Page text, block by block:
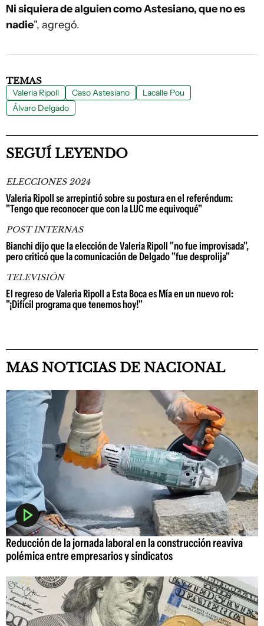
Ni siquiera de alguien como Astesiano, que no es
nadie", agregó.
TEMAS
Valeria Ripoll Caso Astesiano
Lacalle Pou
Álvaro Delgado
SEGUÍ LEYENDO
ELECCIONES 2024
Valeria Ripoll se arrepintió sobre su postura en el referéndum:
"Tengo que reconocer que con la LUC me equivoqué"
POST INTERNAS
Bianchi dijo que la elección de Valeria Ripoll "no fue improvisada",
pero criticó que la comunicación de Delgado "fue desprolija"
TELEVISIÓN
El regreso de Valeria Ripoll a Esta Boca es Mía en un nuevo rol:
"¡Difícil programa que tenemos hoy!"
MAS NOTICIAS DE NACIONAL
Reducción de la jornada laboral en la construcción reaviva
polémica entre empresarios y sindicatos